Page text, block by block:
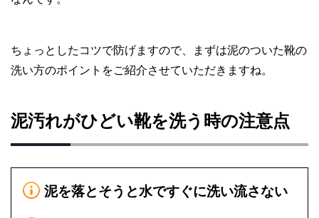
ちょっとしたコツで防げますので、まずは泥のついた靴の
洗い方のポイントをご紹介させていただきますね。
泥汚れがひどい靴を洗う時の注意点
泥を落とそうと水ですぐに洗い流さない